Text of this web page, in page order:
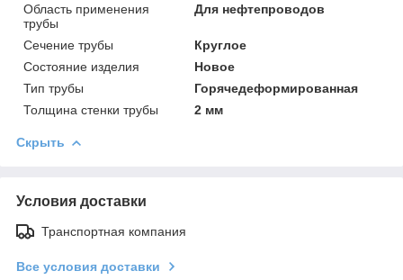
Область применения
трубы
Для нефтепроводов
Сечение трубы
Круглое
Состояние изделия
Новое
Тип трубы
Горячедеформированная
Толщина стенки трубы
2 мм
Скрыть
Условия доставки
Транспортная компания
Все условия доставки